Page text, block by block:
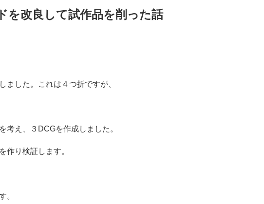
を改良して試作品を削った話
ました。これは４つ折ですが、
考え、３DCGを作成しました。
作り検証します。
。